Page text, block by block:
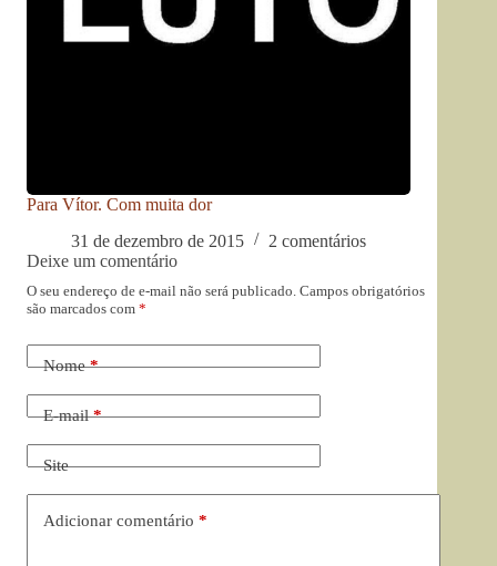
Para Vítor. Com muita dor
31 de dezembro de 2015
2 comentários
Deixe um comentário
O seu endereço de e-mail não será publicado. Campos obrigatórios
são marcados com *
Nome*
E-mail*
Site
Adicionar comentário *